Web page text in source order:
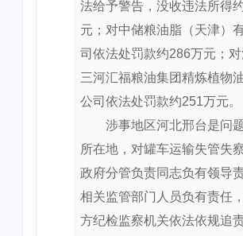
法给予警告，没收违法所得
元；对中储粮油脂（天津）
司依法处罚款约286万元；
三河汇福粮油集团精炼植物
公司依法处罚款约251万元。
涉事地区河北邢台是问
所在地，对罐车运输失管失
政府分管负责同志负有领导
相关监管部门人员负有责任
方纪检监察机关依法依规追